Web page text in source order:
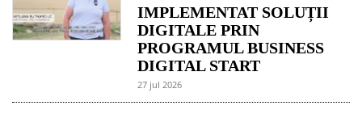
IMPLEMENTAT SOLUȚII
DIGITALE PRIN
PROGRAMUL BUSINESS
DIGITAL START
27 jul 2026